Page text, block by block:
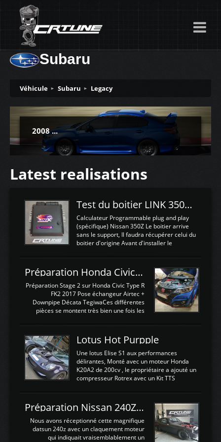
Subaru
Véhicule Subaru Legacy
2008 ...
Latest realisations
Test du boitier LINK 350Z Plugin ECU
Calculateur Programmable plug and play
(spécifique) Nissan 350Z Le boitier arrive
sans le support, Il faudra récupérer celui du
boitier d'origine Avant d'installer le
d'envoyer l'information de la large bande
dans le boitier. sydney sweeney deepfake
La sortie 0-5V de l'afr sera connectée sur
l'entrée AN Volt 8 et GndAN pour
Analogique, et Volt car l'information est une
tension (Pas une résistance variable d'un
est temps de brancher le ...
Préparation Honda Civic Type R FK2
Préparation Stage 2 sur Honda Civic Type R
FK2 2017 Pose échangeur Airtec +
Downpipe Décata TegiwaCes différentes
pièces se montent très bien une fois les
légere découpe du plastique inferieur,
negénant en rien la structure ou le
fonctionnement du fond plat. Une
reprogrammation Stage 2 est faite sur le
calculateur d'origine. Une alternative
économique au passage sur Hondata
d'origine 310cv et 400Nn , Une fois
reprogrammé et les ...
Lotus Hot Purpple
Une lotus Elise S1 aux performances
délirantes, Monté avec un moteur Honda
K20A2 de 200cv , le propriétaire a ajouté un
compresseur Rotrex avec un Kit TTS
d'augmenter la puissance de son moteur:
un watercooler a été ajouté. 300Cv sans
échangeurLa lotus équipée d'un Hondata
Kpro et d'une large bande pour le réglage
Avantages et inconvénients d'un
Préparation Nissan 240Z SR20DET
Nous avons réceptionné cette magnifique
datsun 240z avec un claquement moteur
qui indiquait vraisemblablement un